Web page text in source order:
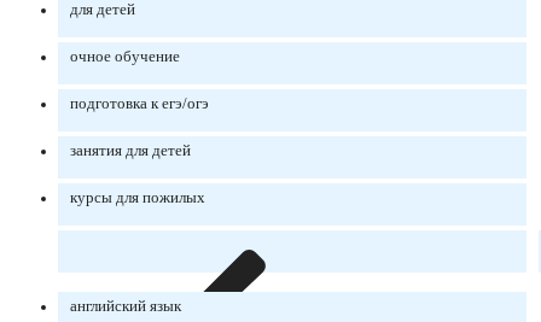
для детей
очное обучение
подготовка к егэ/огэ
занятия для детей
курсы для пожилых
английский язык